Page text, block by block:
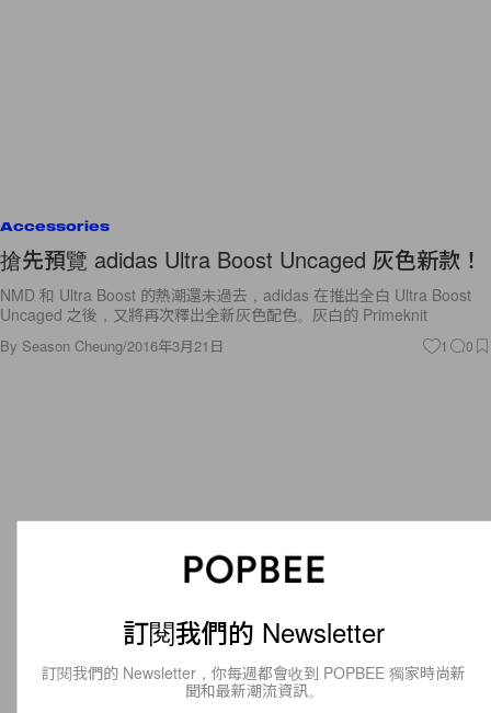
Accessories
搶先預覽 adidas Ultra Boost Uncaged 灰色新款！
NMD 和 Ultra Boost 的熱潮還未過去，adidas 在推出全白 Ultra Boost
Uncaged 之後，又將再次釋出全新灰色配色。灰白的 Primeknit
By Season Cheung/2016年3月21日 1 0
訂閱我們的 Newsletter
訂閱我們的 Newsletter，你每週都會收到 POPBEE 獨家時尚新
聞和最新潮流資訊。